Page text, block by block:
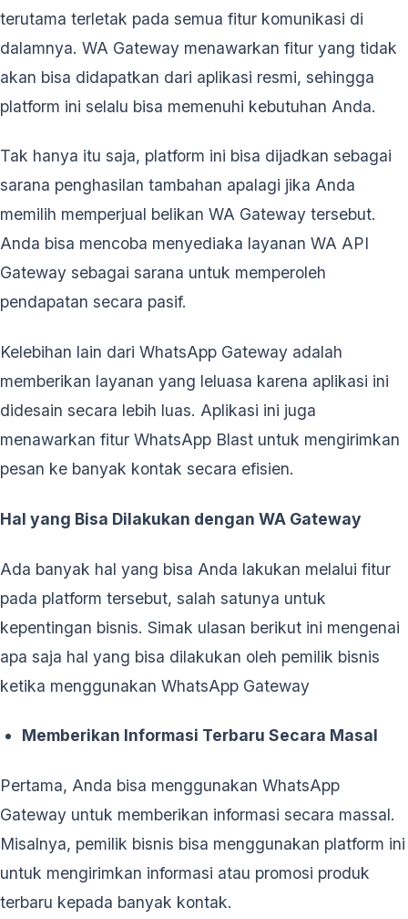
terutama terletak pada semua fitur komunikasi di
dalamnya. WA Gateway menawarkan fitur yang tidak
akan bisa didapatkan dari aplikasi resmi, sehingga
platform ini selalu bisa memenuhi kebutuhan Anda.
Tak hanya itu saja, platform ini bisa dijadkan sebagai
sarana penghasilan tambahan apalagi jika Anda
memilih memperjual belikan WA Gateway tersebut.
Anda bisa mencoba menyediaka layanan WA API
Gateway sebagai sarana untuk memperoleh
pendapatan secara pasif.
Kelebihan lain dari WhatsApp Gateway adalah
memberikan layanan yang leluasa karena aplikasi ini
didesain secara lebih luas. Aplikasi ini juga
menawarkan fitur WhatsApp Blast untuk mengirimkan
pesan ke banyak kontak secara efisien.
Hal yang Bisa Dilakukan dengan WA Gateway
Ada banyak hal yang bisa Anda lakukan melalui fitur
pada platform tersebut, salah satunya untuk
kepentingan bisnis. Simak ulasan berikut ini mengenai
apa saja hal yang bisa dilakukan oleh pemilik bisnis
ketika menggunakan WhatsApp Gateway
Memberikan Informasi Terbaru Secara Masal
Pertama, Anda bisa menggunakan WhatsApp
Gateway untuk memberikan informasi secara massal.
Misalnya, pemilik bisnis bisa menggunakan platform ini
untuk mengirimkan informasi atau promosi produk
terbaru kepada banyak kontak.